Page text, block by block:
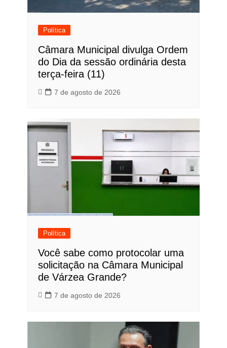
Política
Câmara Municipal divulga Ordem
do Dia da sessão ordinária desta
terça-feira (11)
7 de agosto de 2026
Política
Você sabe como protocolar uma
solicitação na Câmara Municipal
de Várzea Grande?
7 de agosto de 2026